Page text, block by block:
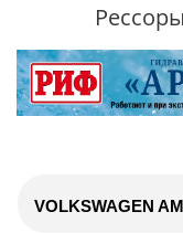
VOLKSWAGEN